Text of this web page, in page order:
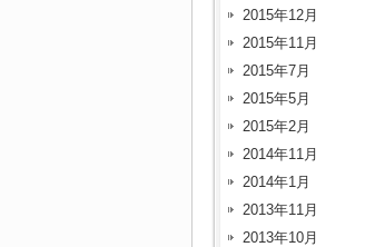
2015年12月
2015年11月
2015年7月
2015年5月
2015年2月
2014年11月
2014年1月
2013年11月
2013年10月